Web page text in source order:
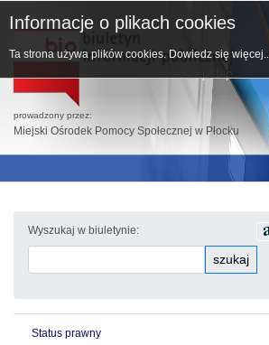
prowadzony przez:
Miejski Ośrodek Pomocy Społecznej w Płocku
Wyszukaj w biuletynie:
szukaj
Status prawny
Informacje o plikach cookies
Ta strona używa plików cookies. Dowiedz się więcej...